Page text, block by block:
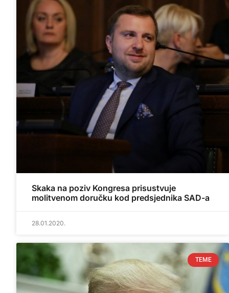
Skaka na poziv Kongresa prisustvuje
molitvenom doručku kod predsjednika SAD-a
28.01.2020.
TEME